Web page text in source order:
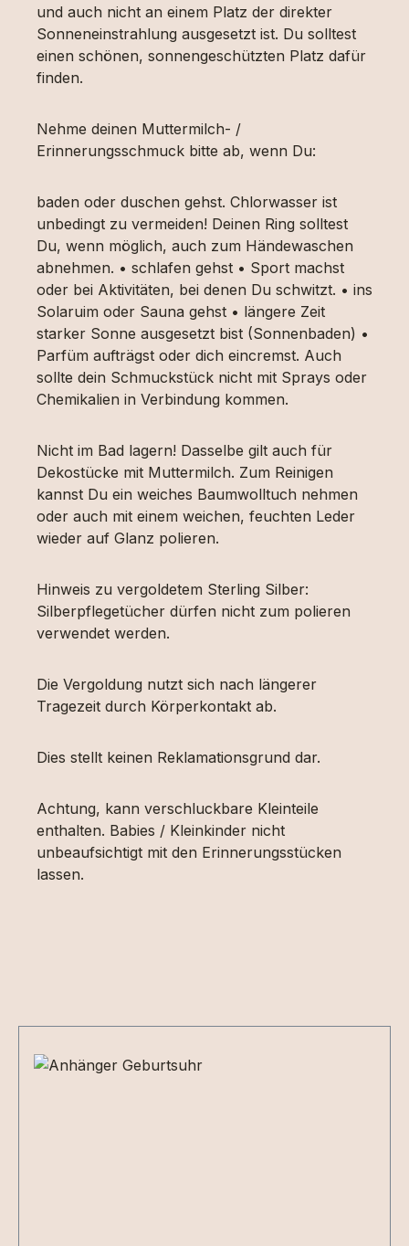
und auch nicht an einem Platz der direkter
Sonneneinstrahlung ausgesetzt ist. Du solltest
einen schönen, sonnengeschützten Platz dafür
finden.
Nehme deinen Muttermilch- /
Erinnerungsschmuck bitte ab, wenn Du:
baden oder duschen gehst. Chlorwasser ist
unbedingt zu vermeiden! Deinen Ring solltest
Du, wenn möglich, auch zum Händewaschen
abnehmen. • schlafen gehst • Sport machst
oder bei Aktivitäten, bei denen Du schwitzt. • ins
Solaruim oder Sauna gehst • längere Zeit
starker Sonne ausgesetzt bist (Sonnenbaden) •
Parfüm aufträgst oder dich eincremst. Auch
sollte dein Schmuckstück nicht mit Sprays oder
Chemikalien in Verbindung kommen.
Nicht im Bad lagern! Dasselbe gilt auch für
Dekostücke mit Muttermilch. Zum Reinigen
kannst Du ein weiches Baumwolltuch nehmen
oder auch mit einem weichen, feuchten Leder
wieder auf Glanz polieren.
Hinweis zu vergoldetem Sterling Silber:
Silberpflegetücher dürfen nicht zum polieren
verwendet werden.
Die Vergoldung nutzt sich nach längerer
Tragezeit durch Körperkontakt ab.
Dies stellt keinen Reklamationsgrund dar.
Achtung, kann verschluckbare Kleinteile
enthalten. Babies / Kleinkinder nicht
unbeaufsichtigt mit den Erinnerungsstücken
lassen.